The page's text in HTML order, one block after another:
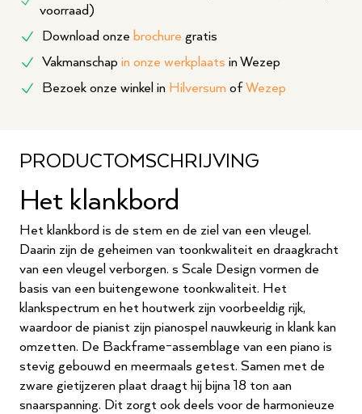
voorraad)
Download onze brochure gratis
Vakmanschap in onze werkplaats in Wezep
Bezoek onze winkel in Hilversum of Wezep
PRODUCTOMSCHRIJVING
Het klankbord
Het klankbord is de stem en de ziel van een vleugel.
Daarin zijn de geheimen van toonkwaliteit en draagkracht
van een vleugel verborgen. s Scale Design vormen de
basis van een buitengewone toonkwaliteit. Het
klankspectrum en het houtwerk zijn voorbeeldig rijk,
waardoor de pianist zijn pianospel nauwkeurig in klank kan
omzetten. De Backframe-assemblage van een piano is
stevig gebouwd en meermaals getest. Samen met de
zware gietijzeren plaat draagt ​​hij bijna 18 ton aan
snaarspanning. Dit zorgt ook deels voor de harmonieuze